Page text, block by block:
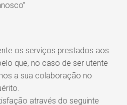
os serviços prestados aos
que, no caso de ser utente
a sua colaboração no
através do seguinte